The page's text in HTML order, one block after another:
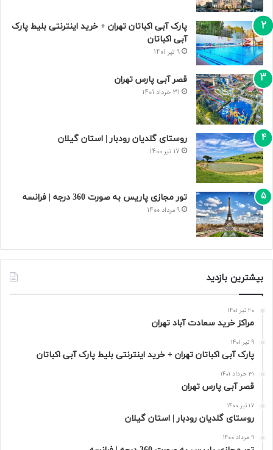
پارک آبی اکباتان تهران + خرید اینترنتی بلیط پارک
آبی اکباتان
9 تیر 1401
قصر آبی پارس تهران
31 خرداد 1401
روستای گلدیان رودبار | استان گیلان
17 تیر 1400
تور مجازی پاریس به صورت 360 درجه | فرانسه
9 مرداد 1400
بیشترین بازدید
20 تیر 1401
مراکز خرید سعادت‌ آباد تهران
9 تیر 1401
پارک آبی اکباتان تهران + خرید اینترنتی بلیط پارک آبی اکباتان
31 خرداد 1401
قصر آبی پارس تهران
17 تیر 1400
روستای گلدیان رودبار | استان گیلان
9 مرداد 1400